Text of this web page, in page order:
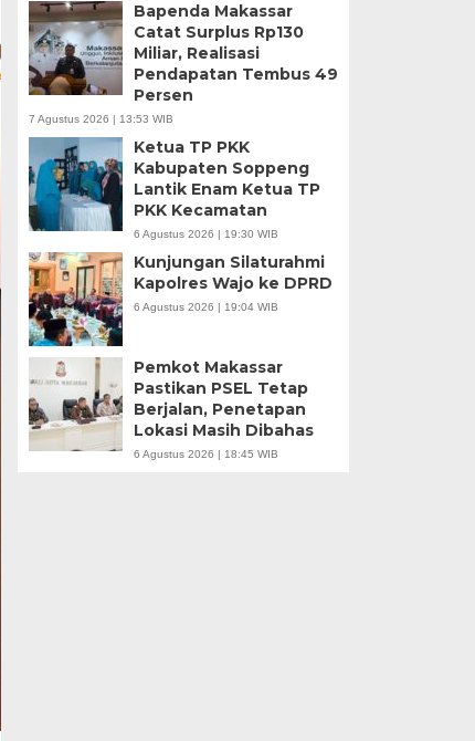
Bapenda Makassar
Catat Surplus Rp130
Miliar, Realisasi
Pendapatan Tembus 49
Persen
7 Agustus 2026 | 13:53 WIB
Ketua TP PKK
Kabupaten Soppeng
Lantik Enam Ketua TP
PKK Kecamatan
6 Agustus 2026 | 19:30 WIB
Kunjungan Silaturahmi
Kapolres Wajo ke DPRD
6 Agustus 2026 | 19:04 WIB
Pemkot Makassar
Pastikan PSEL Tetap
Berjalan, Penetapan
Lokasi Masih Dibahas
6 Agustus 2026 | 18:45 WIB